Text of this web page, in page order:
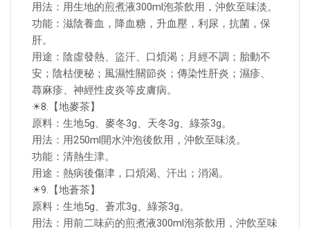
用法：用生地的煎煮液300ml泡茶飲用，沖飲至味淡。
功能：滋陰養血，降血糖，升血壓，利尿，抗菌，保
肝。
用途：陰虛發熱、盜汗、口煩渴；月經不調；胎動不
安；陰枯便秘；風濕性關節炎；傳染性肝炎；濕疹、
蕁麻疹、神經性皮炎等皮膚病。
☀8.【地麥茶】
原料：生地5g、麥冬3g、天冬3g、綠茶3g。
用法：用250ml開水沖泡後飲用，沖飲至味淡。
功能：清熱生津。
用途：熱病後傷津，口煩渴、汗出；消渴。
☀9.【地蒼茶】
原料：生地5g、蒼朮3g、綠茶3g。
用法：用前二味葯的煎煮液300ml泡茶飲用，沖飲至味